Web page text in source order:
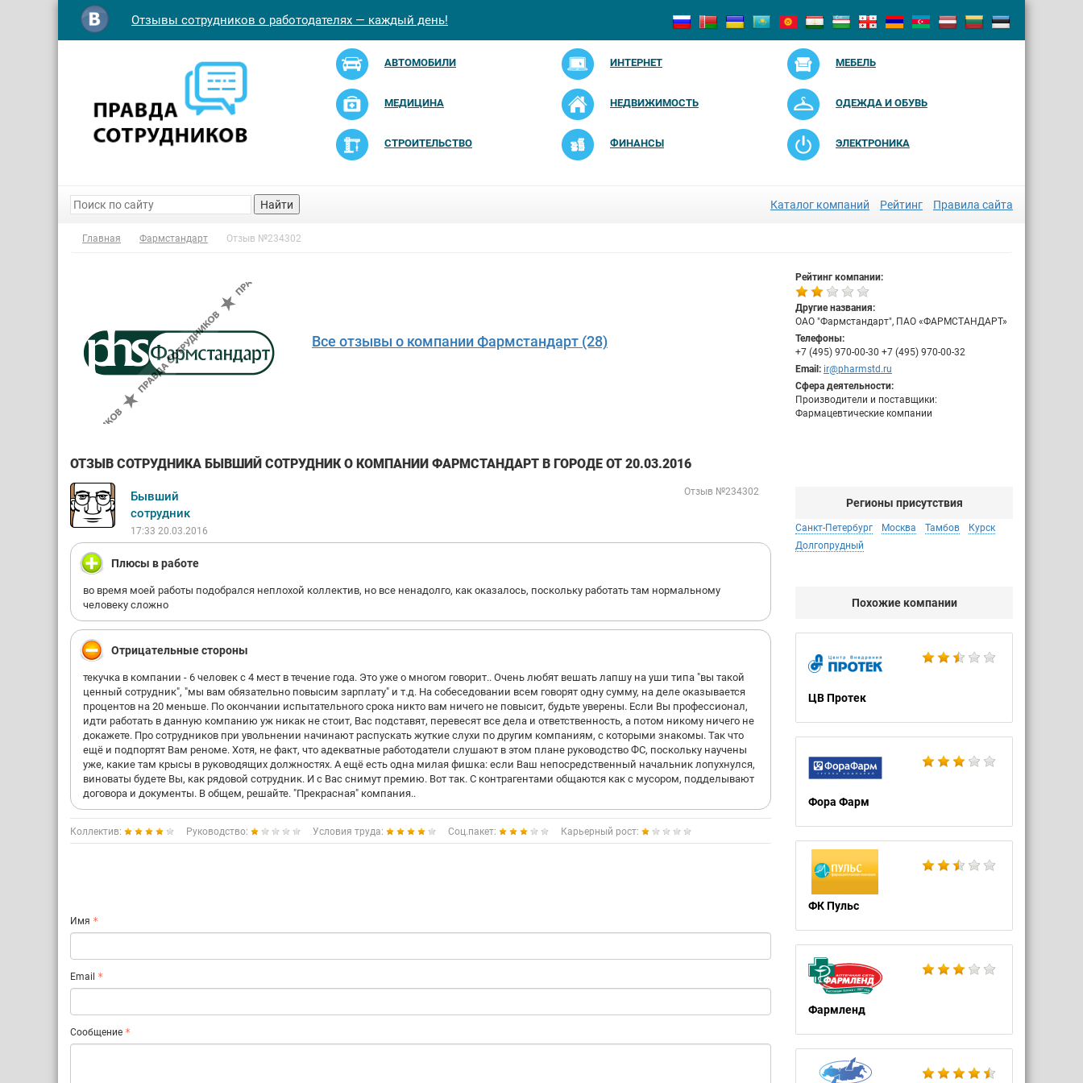
Отзывы сотрудников о работодателях — каждый день!
АВТОМОБИЛИ ИНТЕРНЕТ МЕБЕЛЬ
МЕДИЦИНА НЕДВИЖИМОСТЬ ОДЕЖДА И ОБУВЬ
СТРОИТЕЛЬСТВО ФИНАНСЫ ЭЛЕКТРОНИКА
Найти Каталог компаний Рейтинг Правила сайта
Главная Фармстандарт Отзыв №234302
Все отзывы о компании Фармстандарт (28)
Рейтинг компании:
Другие названия:
ОАО "Фармстандарт", ПАО «ФАРМСТАНДАРТ»
Телефоны:
+7 (495) 970-00-30 +7 (495) 970-00-32
Email: ir@pharmstd.ru
Сфера деятельности:
Производители и поставщики:
Фармацевтические компании
ОТЗЫВ СОТРУДНИКА БЫВШИЙ СОТРУДНИК О КОМПАНИИ ФАРМСТАНДАРТ В ГОРОДЕ ОТ 20.03.2016
Бывший
сотрудник
17:33 20.03.2016
Отзыв №234302
Плюсы в работе
во время моей работы подобрался неплохой коллектив, но все ненадолго, как оказалось, поскольку работать там нормальному
человеку сложно
Отрицательные стороны
текучка в компании - 6 человек с 4 мест в течение года. Это уже о многом говорит.. Очень любят вешать лапшу на уши типа "вы такой
ценный сотрудник", "мы вам обязательно повысим зарплату" и т.д. На собеседовании всем говорят одну сумму, на деле оказывается
процентов на 20 меньше. По окончании испытательного срока никто вам ничего не повысит, будьте уверены. Если Вы профессионал,
идти работать в данную компанию уж никак не стоит, Вас подставят, перевесят все дела и ответственность, а потом никому ничего не
докажете. Про сотрудников при увольнении начинают распускать жуткие слухи по другим компаниям, с которыми знакомы. Так что
ещё и подпортят Вам реноме. Хотя, не факт, что адекватные работодатели слушают в этом плане руководство ФС, поскольку научены
уже, какие там крысы в руководящих должностях. А ещё есть одна милая фишка: если Ваш непосредственный начальник лопухнулся,
виноваты будете Вы, как рядовой сотрудник. И с Вас снимут премию. Вот так. С контрагентами общаются как с мусором, подделывают
договора и документы. В общем, решайте. "Прекрасная" компания..
Коллектив: Руководство: Условия труда: Соц.пакет: Карьерный рост:
Имя
Email
Сообщение
Регионы присутствия
Санкт-Петербург Москва Тамбов
Курск
Долгопрудный
Похожие компании
ЦВ Протек
Фора Фарм
ФК Пульс
Фармленд